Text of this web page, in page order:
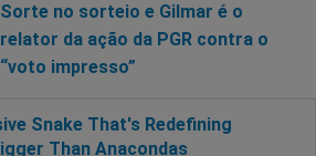
Sorte no sorteio e Gilmar é o
relator da ação da PGR contra o
“voto impresso”